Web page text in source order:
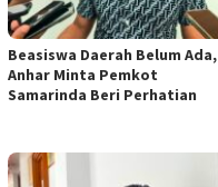
Beasiswa Daerah Belum Ada,
Anhar Minta Pemkot
Samarinda Beri Perhatian